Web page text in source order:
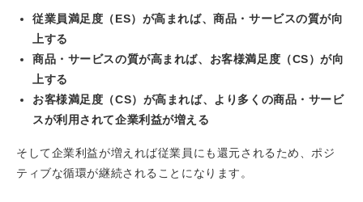
従業員満足度（ES）が高まれば、商品・サービスの質が向
上する
商品・サービスの質が高まれば、お客様満足度（CS）が向
上する
お客様満足度（CS）が高まれば、より多くの商品・サービ
スが利用されて企業利益が増える
そして企業利益が増えれば従業員にも還元されるため、ポジ
ティブな循環が継続されることになります。